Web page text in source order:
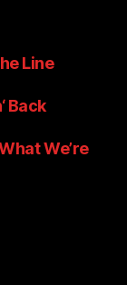
Line
Back
We’re